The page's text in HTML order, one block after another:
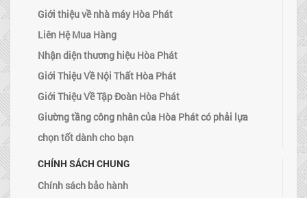
Giới thiệu về nhà máy Hòa Phát
Liên Hệ Mua Hàng
Nhận diện thương hiệu Hòa Phát
Giới Thiệu Về Nội Thất Hòa Phát
Giới Thiệu Về Tập Đoàn Hòa Phát
Giường tầng công nhân của Hòa Phát có phải lựa
chọn tốt dành cho bạn
CHÍNH SÁCH CHUNG
Chính sách bảo hành